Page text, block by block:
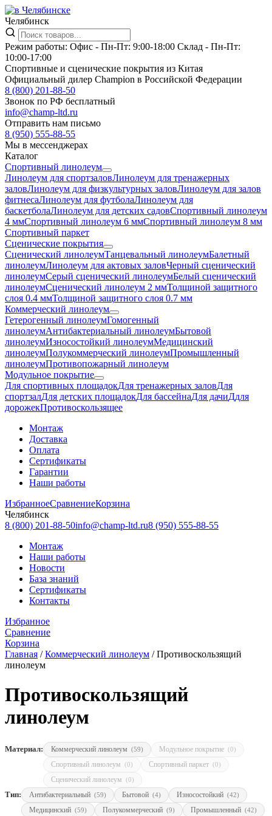
Челябинск
Режим работы: Офис - Пн-Пт: 9:00-18:00 Склад - Пн-Пт:
10:00-17:00
Спортивные и сценические покрытия из Китая
Официальный дилер Champion в Российской Федерации
8 (800) 201-88-50
Звонок по РФ бесплатный
info@champ-ltd.ru
Отправить нам письмо
8 (950) 555-88-55
Мы в мессенджерах
Каталог
Спортивный линолеум
Линолеум для спортзаловЛинолеум для тренажерных
заловЛинолеум для физкультурных заловЛинолеум для залов
фитнесаЛинолеум для футболаЛинолеум для
баскетболаЛинолеум для детских садовСпортивный линолеум
4 ммСпортивный линолеум 6 ммСпортивный линолеум 8 мм
Спортивный паркет
Сценические покрытия
Сценический линолеумТанцевальный линолеумБалетный
линолеумЛинолеум для актовых заловЧерный сценический
линолеумСерый сценический линолеумБелый сценический
линолеумСценический линолеум 2 ммТолщиной защитного
слоя 0.4 ммТолщиной защитного слоя 0.7 мм
Коммерческий линолеум
Гетерогенный линолеумГомогенный
линолеумАнтибактериальный линолеумБытовой
линолеумИзносостойкий линолеумМедицинский
линолеумПолукоммерческий линолеумПромышленный
линолеумПротивопожарный линолеум
Модульное покрытие
Для спортивных площадокДля тренажерных заловДля
спортзалДля детских площадокДля бассейнаДля дачиДдля
дорожекПротивоскользящее
Монтаж
Доставка
Оплата
Сертификаты
Гарантии
Наши работы
ИзбранноеСравнениеКорзина
Челябинск
8 (800) 201-88-50info@champ-ltd.ru8 (950) 555-88-55
Монтаж
Наши работы
Новости
База знаний
Сертификаты
Контакты
Избранное
Сравнение
Корзина
Главная /Коммерческий линолеум /Противоскользящий
линолеум
Противоскользящий
линолеум
Материал: Коммерческий линолеум (59) Модульное покрытие (0)
Спортивный линолеум (0) Спортивный паркет (0)
Сценический линолеум (0)
Тип: Антибактериальный (59) Бытовой (4) Износостойкий (42)
Медицинский (59) Полукоммерческий (9) Промышленный (42)